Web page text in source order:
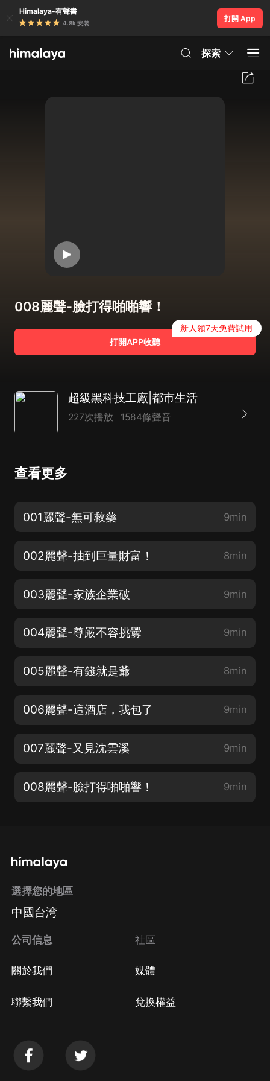
Himalaya-有聲書
4.8k 安裝
打開 App
探索
008麗聲-臉打得啪啪響！
打開APP收聽
新人領7天免費試用
超級黑科技工廠|都市生活
227次播放 1584條聲音
查看更多
001麗聲-無可救藥 9min
002麗聲-抽到巨量財富！ 8min
003麗聲-家族企業破 9min
004麗聲-尊嚴不容挑釁 9min
005麗聲-有錢就是爺 8min
006麗聲-這酒店，我包了 9min
007麗聲-又見沈雲溪 9min
008麗聲-臉打得啪啪響！ 9min
選擇您的地區
中國台湾
公司信息
關於我們
聯繫我們
社區
媒體
兌換權益